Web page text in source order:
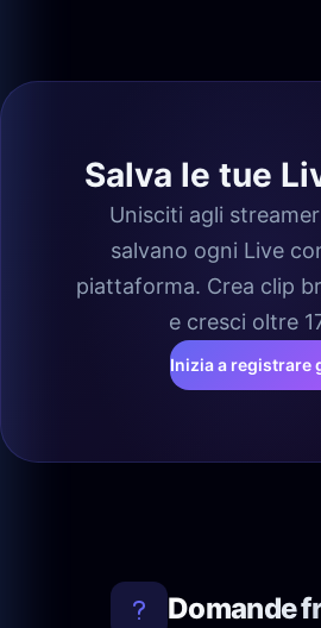
Salva le tue
Unisciti agli
salvano ogni Live
piattaforma. Crea clip
e cresci oltre
Inizia a registrare
Domande